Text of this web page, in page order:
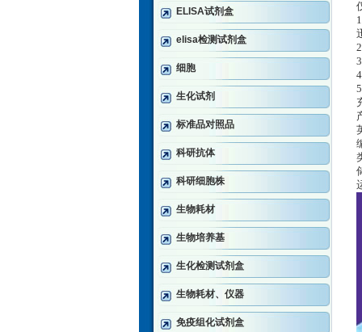
ELISA试剂盒
elisa检测试剂盒
细胞
生化试剂
标准品对照品
科研抗体
科研细胞株
生物耗材
生物培养基
生化检测试剂盒
生物耗材、仪器
免疫组化试剂盒